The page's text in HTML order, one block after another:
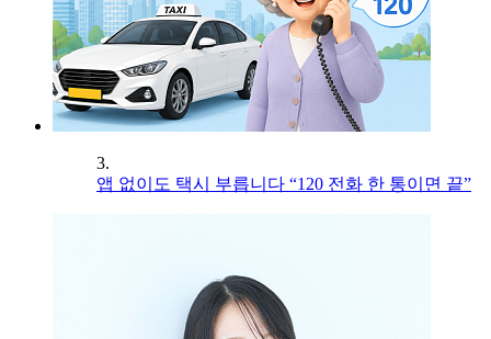
3.
앱 없이도 택시 부릅니다 “120 전화 한 통이면 끝”